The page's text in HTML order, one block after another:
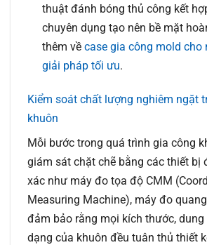
thuật đánh bóng thủ công kết
chuyên dụng tạo nên bề mặt
thêm về case gia công mold cho
giải pháp tối ưu.
Kiểm soát chất lượng nghiêm ngặt
khuôn
Mỗi bước trong quá trình gia công
giám sát chặt chẽ bằng các thiết bị
xác như máy đo tọa độ CMM
Measuring Machine), máy đo
đảm bảo rằng mọi kích thước, dung
dạng của khuôn đều tuân thủ thiết